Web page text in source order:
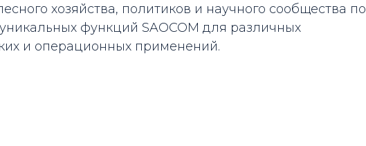
хозяйства, политиков и научного сообщества по
функций SAOCOM для различных
и операционных применений.